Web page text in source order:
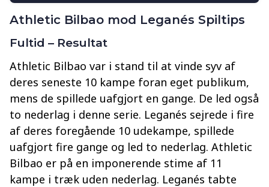
Athletic Bilbao mod Leganés Spiltips
Fultid – Resultat
Athletic Bilbao var i stand til at vinde syv af
deres seneste 10 kampe foran eget publikum,
mens de spillede uafgjort en gange. De led også
to nederlag i denne serie. Leganés sejrede i fire
af deres foregående 10 udekampe, spillede
uafgjort fire gange og led to nederlag. Athletic
Bilbao er på en imponerende stime af 11
kampe i træk uden nederlag. Leganés tabte